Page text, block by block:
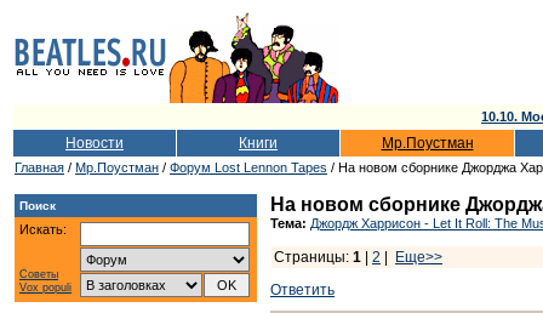
10.10.
Новости Книги Мр.Поустман
Главная / Мр.Поустман / Форум Lost Lennon Tapes / На новом сборнике Джорджа
Поиск
Искать:
Советы
Vox populi
На новом сборнике
Тема: Джордж Харрисон - Let It Roll: The
Страницы: 1 2
Еще>>
Ответить